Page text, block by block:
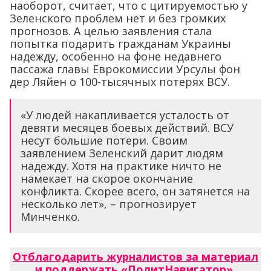
наоборот, считает, что с цитируемостью у
Зеленского проблем нет и без громких
прогнозов. А целью заявления стала
попытка подарить гражданам Украины
надежду, особенно на фоне недавнего
пассажа главы Еврокомиссии Урсулы фон
дер Ляйен о 100-тысячных потерях ВСУ.
«У людей накапливается усталость от
девяти месяцев боевых действий. ВСУ
несут большие потери. Своим
заявлением Зеленский дарит людям
надежду. Хотя на практике ничто не
намекает на скорое окончание
конфликта. Скорее всего, он затянется на
несколько лет», – прогнозирует
Минченко.
Отблагодарить журналистов за материал